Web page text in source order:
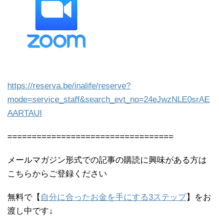
https://reserva.be/inalife/reserve?
mode=service_staff&search_evt_no=24eJwzNLE0srAE
AARTAUI
==================================
メールマガジン形式での記事の購読に興味がある方は
こちらからご登録ください
無料で【 自分に合ったお金を手にする3ステップ】をお
渡し中です↓